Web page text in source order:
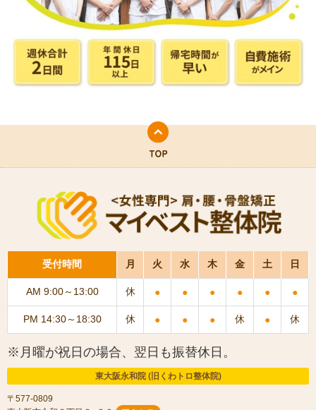
受付時間 月 火 水 木 金 土 日
AM 9:00～13:00 休 ● ● ● ● ● ●
PM 14:30～18:30 休 ● ● ● 休 ● 休
※月曜が祝日の場合、翌日も振替休日。
東大阪永和院 (旧くわトロ整体院)
〒577-0809